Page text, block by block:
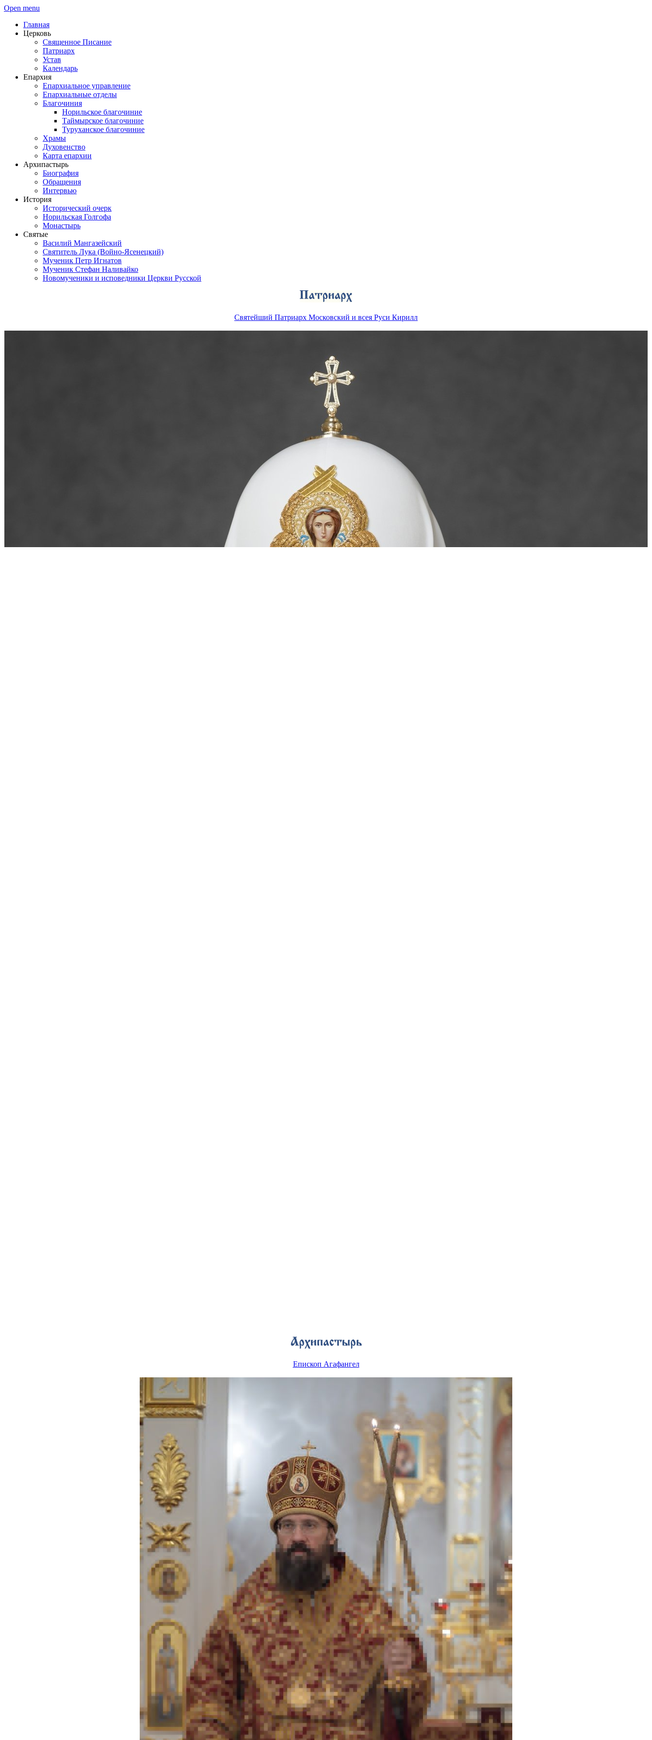
Open menu
Главная
Церковь
Священное Писание
Патриарх
Устав
Календарь
Епархия
Епархиальное управление
Епархиальные отделы
Благочиния
Норильское благочиние
Таймырское благочиние
Туруханское благочиние
Храмы
Духовенство
Карта епархии
Архипастырь
Биография
Обращения
Интервью
История
Исторический очерк
Норильская Голгофа
Монастырь
Святые
Василий Мангазейский
Святитель Лука (Войно-Ясенецкий)
Мученик Петр Игнатов
Мученик Стефан Наливайко
Новомученики и исповедники Церкви Русской
Святейший Патриарх Московский и всея Руси Кирилл
Епископ Агафангел